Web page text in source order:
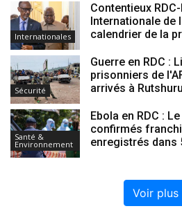
Internationales
Contentieux
Internationale de
calendrier de la
Sécurité
Guerre en RDC :
prisonniers de
arrivés à Rutshuru
Santé &
Environnement
Ebola en RDC :
confirmés
enregistrés dans
Voir plus